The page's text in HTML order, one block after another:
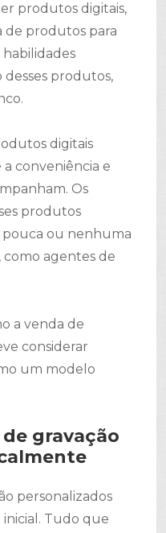
produtos digitais,
de produtos para
habilidades
desses produtos,
digitais
conveniência e
Os
produtos
pouca ou nenhuma
como agentes de
a venda de
considerar
um modelo
gravação
personalizados
Tudo que